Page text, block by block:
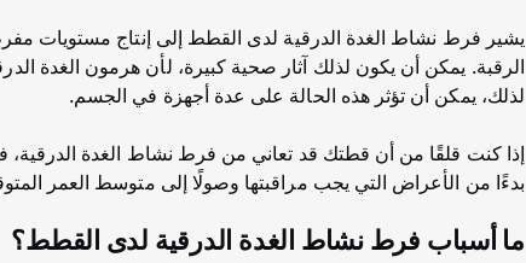
يشير فرط نشاط الغدة الدرقية لدى القطط إلى إنتاج مستويات
الرقبة. يمكن أن يكون لذلك آثار صحية كبيرة، لأن هرمون الغدة
لذلك، يمكن أن تؤثر هذه الحالة على عدة أجهزة في الجسم.
إذا كنت قلقًا من أن قطتك قد تعاني من فرط نشاط الغدة الدرقية،
بدءًا من الأعراض التي يجب مراقبتها وصولًا إلى متوسط العمر
ما أسباب فرط نشاط الغدة الدرقية لدى القطط؟